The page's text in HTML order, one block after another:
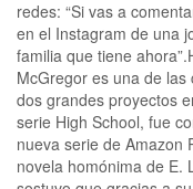
redes: “Si vas a
en el Instagram de una
familia que tiene
McGregor es una de
dos grandes proyectos
serie High School, fue
nueva serie de Amazon
novela homónima de E.